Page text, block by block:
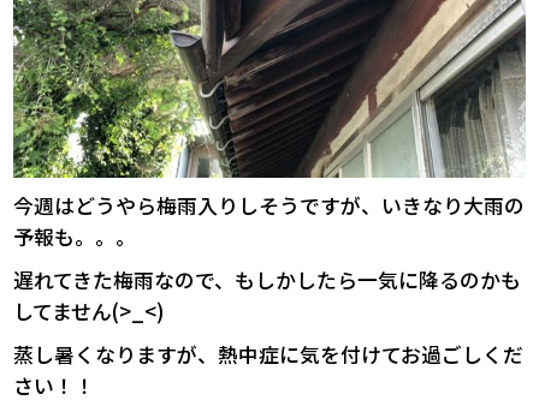
今週はどうやら梅雨入りしそうですが、いきなり大雨の
予報も。。。
遅れてきた梅雨なので、もしかしたら一気に降るのかも
してません(>_<)
蒸し暑くなりますが、熱中症に気を付けてお過ごしくだ
さい！！